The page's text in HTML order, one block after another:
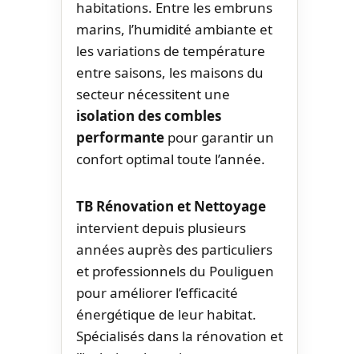
habitations. Entre les embruns
marins, l’humidité ambiante et
les variations de température
entre saisons, les maisons du
secteur nécessitent une
isolation des combles
performante pour garantir un
confort optimal toute l’année.
TB Rénovation et Nettoyage
intervient depuis plusieurs
années auprès des particuliers
et professionnels du Pouliguen
pour améliorer l’efficacité
énergétique de leur habitat.
Spécialisés dans la rénovation et